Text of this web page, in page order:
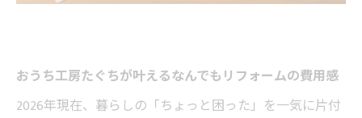
おうち工房たぐちが叶えるなんでもリフォームの費用感
2026年現在、暮らしの「ちょっと困った」を一気に片付